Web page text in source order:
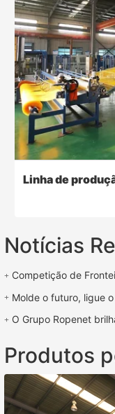
Linha de
Notícias
Produtos